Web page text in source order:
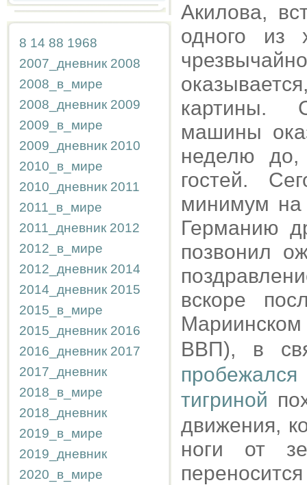
8 14 88 1968
2007_дневник 2008
2008_в_мире
2008_дневник 2009
2009_в_мире
2009_дневник 2010
2010_в_мире
2010_дневник 2011
2011_в_мире
2011_дневник 2012
2012_в_мире
2012_дневник 2014
2014_дневник 2015
2015_в_мире
2015_дневник 2016
2016_дневник 2017
2017_дневник
2018_в_мире
2018_дневник
2019_в_мире
2019_дневник
2020_в_мире
Акилова,
одного из
картины.
машины
неделю
гостей.
минимум на
Германию
позвонил
вскоре
ВВП), в
тигриной
движения,
ноги от